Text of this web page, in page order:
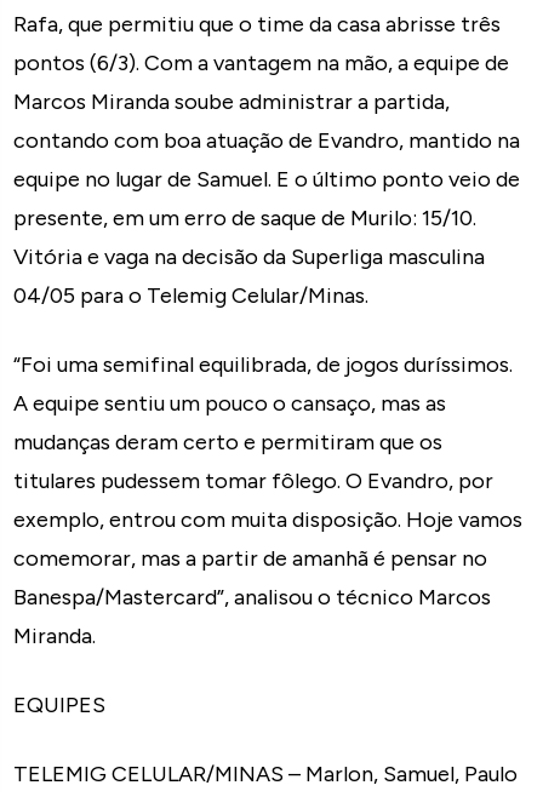
Rafa, que permitiu que o time da casa abrisse três
pontos (6/3). Com a vantagem na mão, a equipe de
Marcos Miranda soube administrar a partida,
contando com boa atuação de Evandro, mantido na
equipe no lugar de Samuel. E o último ponto veio de
presente, em um erro de saque de Murilo: 15/10.
Vitória e vaga na decisão da Superliga masculina
04/05 para o Telemig Celular/Minas.
“Foi uma semifinal equilibrada, de jogos duríssimos.
A equipe sentiu um pouco o cansaço, mas as
mudanças deram certo e permitiram que os
titulares pudessem tomar fôlego. O Evandro, por
exemplo, entrou com muita disposição. Hoje vamos
comemorar, mas a partir de amanhã é pensar no
Banespa/Mastercard”, analisou o técnico Marcos
Miranda.
EQUIPES
TELEMIG CELULAR/MINAS – Marlon, Samuel, Paulo